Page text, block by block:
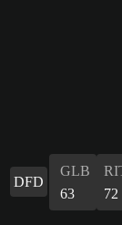
DFD
GLB
63
72